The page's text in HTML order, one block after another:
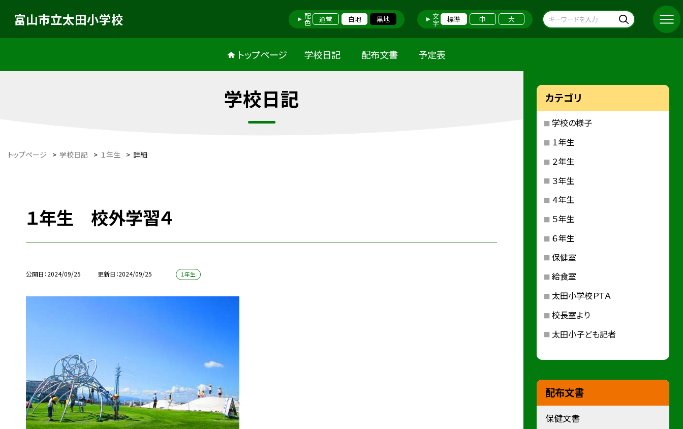
富山市立太田小学校 配色 通常 白地 黒地 文字 標準 中 大
トップページ 学校日記 配布文書 予定表
学校日記
トップページ > 学校日記 > １年生 > 詳細
１年生 校外学習４
公開日 2024/09/25 更新日 2024/09/25 １年生
カテゴリ
学校の様子
１年生
２年生
３年生
４年生
５年生
６年生
保健室
給食室
太田小学校ＰＴＡ
校長室より
太田小子ども記者
配布文書
保健文書